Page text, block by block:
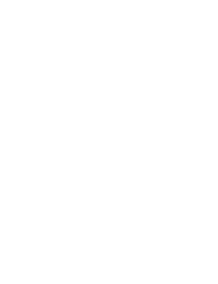
werden können